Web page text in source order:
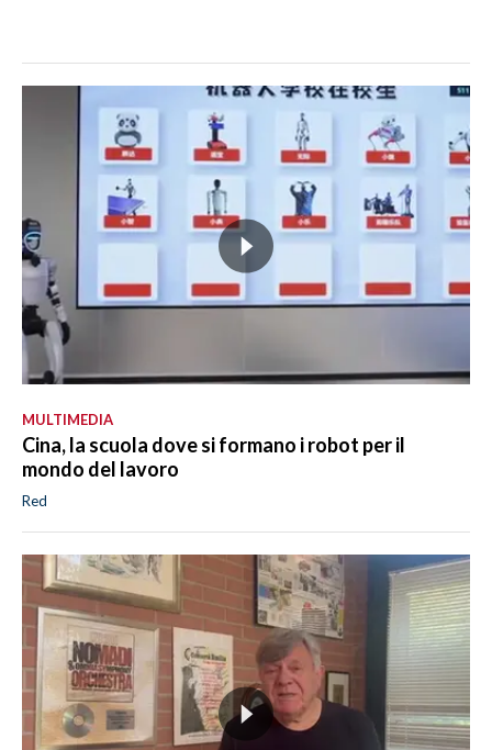
MULTIMEDIA
Cina, la scuola dove si formano i robot per il
mondo del lavoro
Red